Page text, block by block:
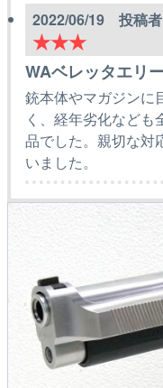
2022/06/19 投稿
★★★
WAベレッタエリ
銃本体やマガジンに
く、経年劣化など
品でした。親切な対
いました。